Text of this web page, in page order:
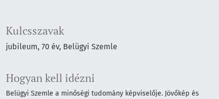
Kulcsszavak
jubileum 70 év Belügyi Szemle
Hogyan kell idézni
Belügyi Szemle a minőségi tudomány képviselője. Jövőkép és